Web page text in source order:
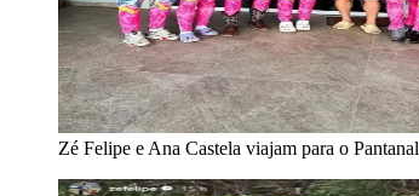
Zé Felipe e Ana Castela viajam para o Pantanal